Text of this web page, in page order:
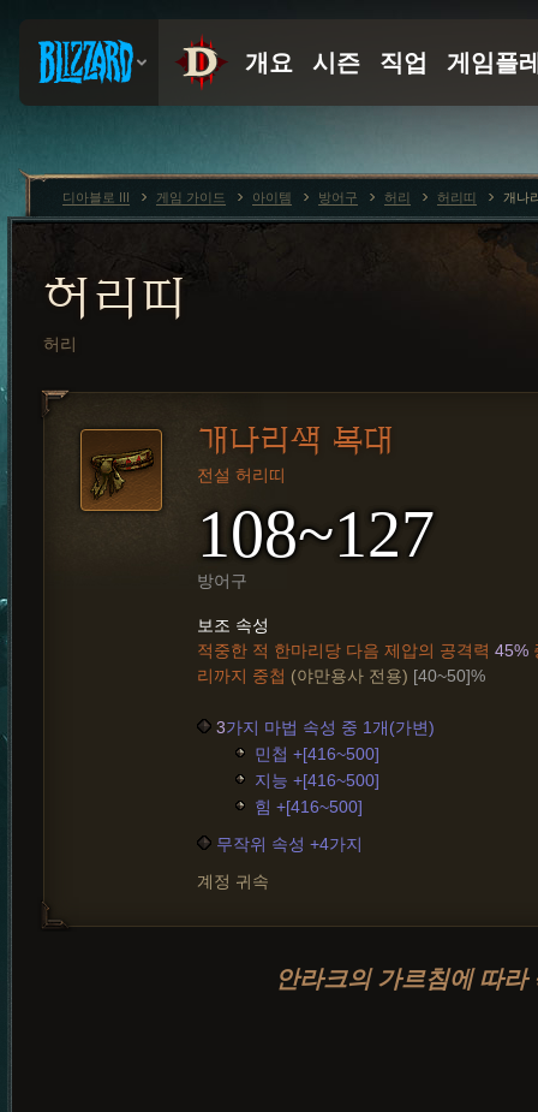
허리띠
허리
개나리색 복대
전설 허리띠
108~127
방어구
보조 속성
적중한 적 한마리당 다음 제압의 공격력 45%
리까지 중첩 (야만용사 전용) [40~50]%
3가지 마법 속성 중 1개(가변)
민첩 +[416~500]
지능 +[416~500]
힘 +[416~500]
무작위 속성 +4가지
계정 귀속
안라크의 가르침에 따라
디아블로 III 게임 가이드 아이템 방어구 허리 허리띠 개나